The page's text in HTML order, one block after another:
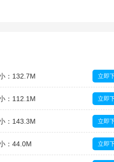
：132.7M 立即
：112.1M 立即
：143.3M 立即
：44.0M 立即